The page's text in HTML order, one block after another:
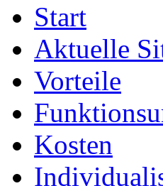
Start
Aktuelle
Vorteile
Kosten